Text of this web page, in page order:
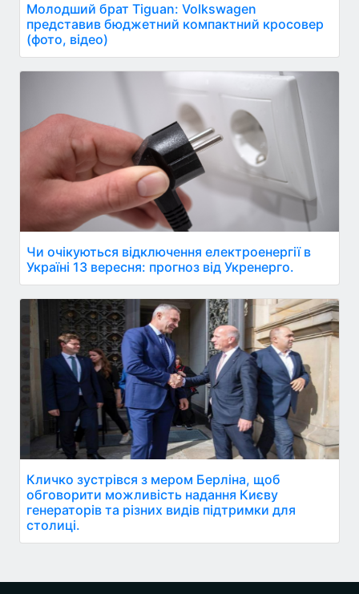
Молодший брат Tiguan: Volkswagen
представив бюджетний компактний кросовер
(фото, відео)
Чи очікуються відключення електроенергії в
Україні 13 вересня: прогноз від Укренерго.
Кличко зустрівся з мером Берліна, щоб
обговорити можливість надання Києву
генераторів та різних видів підтримки для
столиці.